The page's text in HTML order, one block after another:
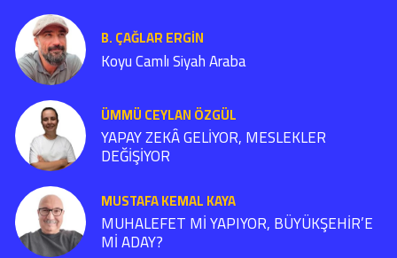
B. ÇAĞLAR ERGIN
Koyu Camlı Siyah Araba
ÜMMÜ CEYLAN ÖZGÜL
YAPAY ZEKÂ GELİYOR, MESLEKLER
DEĞİŞİYOR
MUSTAFA KEMAL KAYA
MUHALEFET Mİ YAPIYOR, BÜYÜKŞEHİR’E
Mİ ADAY?